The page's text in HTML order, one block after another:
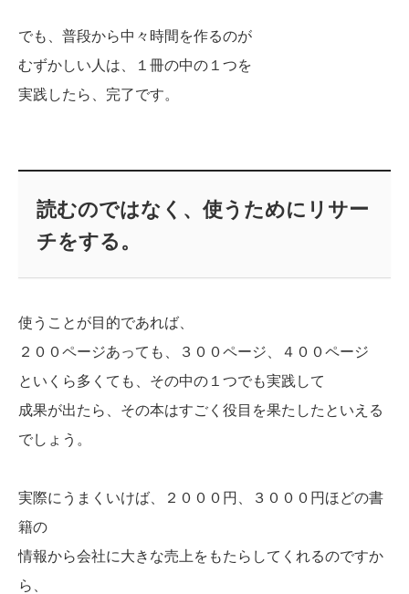
でも、普段から中々時間を作るのが
むずかしい人は、１冊の中の１つを
実践したら、完了です。
読むのではなく、使うためにリサー
チをする。
使うことが目的であれば、
２００ページあっても、３００ページ、４００ページ
といくら多くても、その中の１つでも実践して
成果が出たら、その本はすごく役目を果たしたといえる
でしょう。
実際にうまくいけば、２０００円、３０００円ほどの書
籍の
情報から会社に大きな売上をもたらしてくれるのですか
ら、